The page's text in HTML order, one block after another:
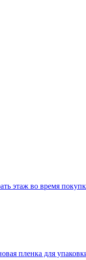
этаж во время
пленка для